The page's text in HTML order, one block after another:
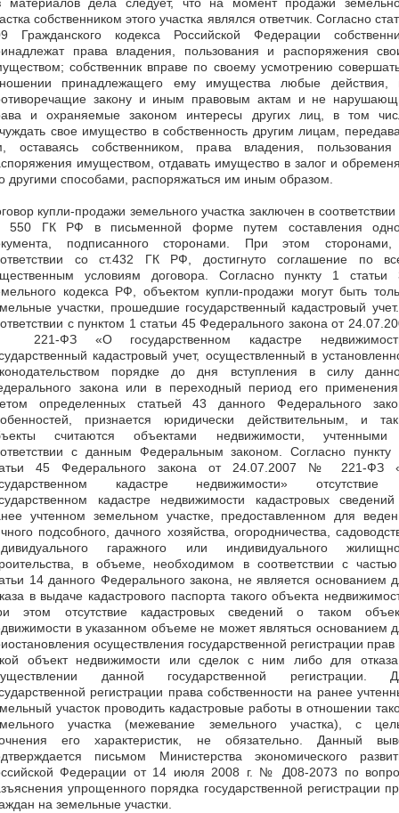
материалов дела следует, что на момент продажи
собственником этого участка являлся ответчик. Согласно
Гражданского кодекса Российской Федерации
права владения, пользования и распоряжения
собственник вправе по своему усмотрению
принадлежащего ему имущества любые действия,
закону и иным правовым актам и не
и охраняемые законом интересы других лиц, в том
свое имущество в собственность другим лицам,
оставаясь собственником, права владения,
имуществом, отдавать имущество в залог и
другими способами, распоряжаться им иным образом.
купли-продажи земельного участка заключен в соответствии
550 ГК РФ в письменной форме путем составления
подписанного сторонами. При этом
со ст.432 ГК РФ, достигнуто соглашение по
условиям договора. Согласно пункту 1 статьи
кодекса РФ, объектом купли-продажи могут быть
участки, прошедшие государственный кадастровый
с пунктом 1 статьи 45 Федерального закона от
ФЗ «О государственном кадастре
кадастровый учет, осуществленный в
порядке до дня вступления в силу
закона или в переходный период его
определенных статьей 43 данного Федерального
признается юридически действительным, и
считаются объектами недвижимости,
с данным Федеральным законом. Согласно пункту
45 Федерального закона от 24.07.2007 № 221-ФЗ
кадастре недвижимости»
кадастре недвижимости кадастровых
учтенном земельном участке, предоставленном для
подсобного, дачного хозяйства, огородничества,
гаражного или индивидуального
в объеме, необходимом в соответствии с
14 данного Федерального закона, не является основанием
в выдаче кадастрового паспорта такого объекта
этом отсутствие кадастровых сведений о таком
в указанном объеме не может являться основанием
осуществления государственной регистрации прав
объект недвижимости или сделок с ним либо для
данной государственной регистрации.
регистрации права собственности на ранее
участок проводить кадастровые работы в отношении
участка (межевание земельного участка), с
его характеристик, не обязательно. Данный
письмом Министерства экономического
Федерации от 14 июля 2008 г. № Д08-2073 по
упрощенного порядка государственной регистрации
на земельные участки.